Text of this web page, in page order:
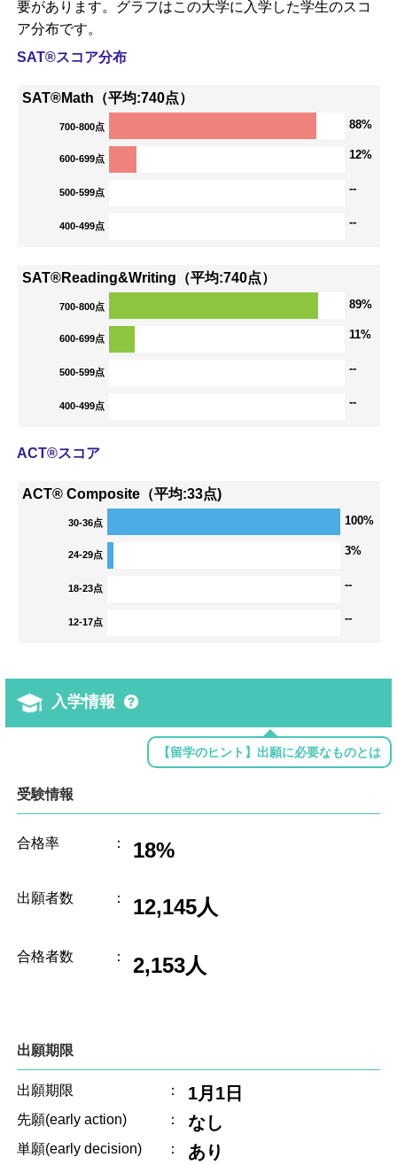
要があります。グラフはこの大学に入学した学生のスコ
ア分布です。
SAT®スコア分布
SAT®Math（平均:740点）
700-800点 88%
600-699点 12%
500-599点 --
400-499点 --
SAT®Reading&Writing（平均:740点）
700-800点 89%
600-699点 11%
500-599点 --
400-499点 --
ACT®スコア
ACT® Composite（平均:33点)
30-36点 100%
24-29点 3%
18-23点 --
12-17点 --
入学情報
【留学のヒント】出願に必要なものとは
受験情報
合格率 ： 18%
出願者数 ： 12,145人
合格者数 ： 2,153人
出願期限
出願期限 ： 1月1日
先願(early action) ： なし
単願(early decision) ： あり